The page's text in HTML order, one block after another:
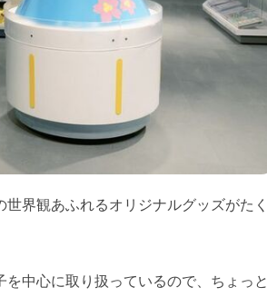
界観あふれるオリジナルグッズがたく
中心に取り扱っているので、ちょっと